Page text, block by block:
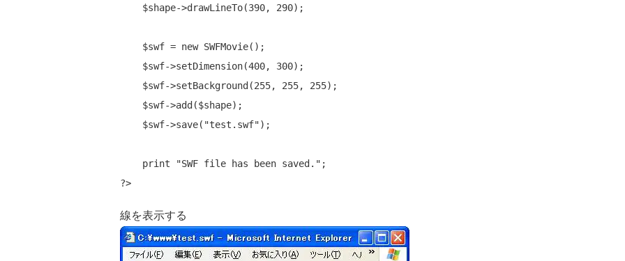
    $swf =
new SWFMovie();
    $swf->save(
"test.swf");
print "SWF file has been saved." ;
線を表示する